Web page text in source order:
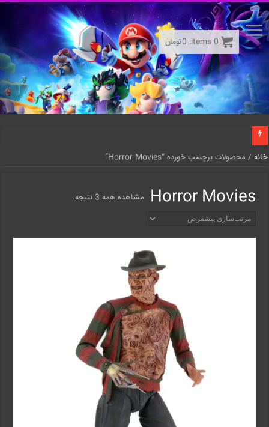
خانه / محصولات برچسب خورده “Horror Movies”
Horror Movies مشاهده همه 3 نتیجه
0
items:
0تومان